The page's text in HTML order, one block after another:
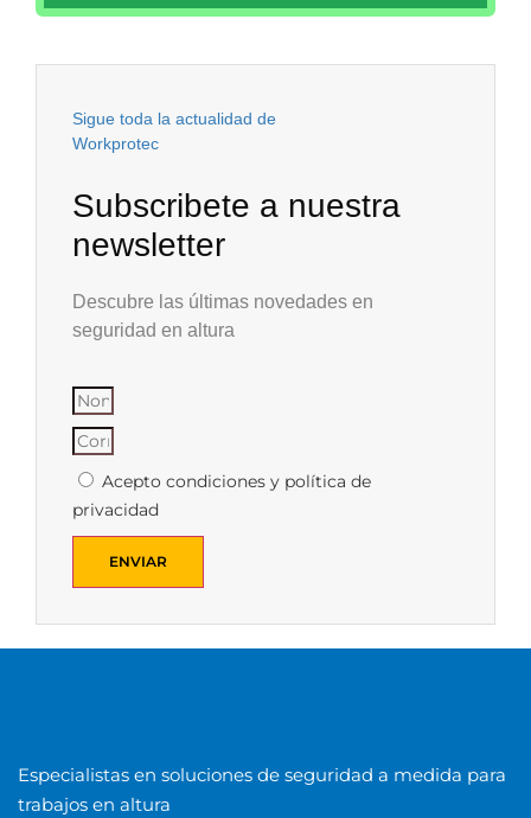
Sigue toda la actualidad de
Workprotec
Subscribete a nuestra
newsletter
Descubre las últimas novedades en
seguridad en altura
Acepto condiciones y política de
privacidad
ENVIAR
Especialistas en soluciones de seguridad a medida para
trabajos en altura